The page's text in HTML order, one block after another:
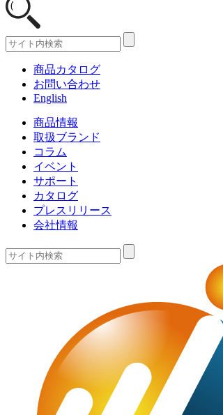
商品カタログ
お問い合わせ
English
商品情報
取扱ブランド
コラム
イベント
サポート
カタログ
プレスリリース
会社情報